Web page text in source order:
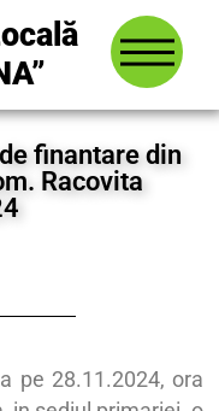
finantare din
Racovita
pe 28.11.2024, ora